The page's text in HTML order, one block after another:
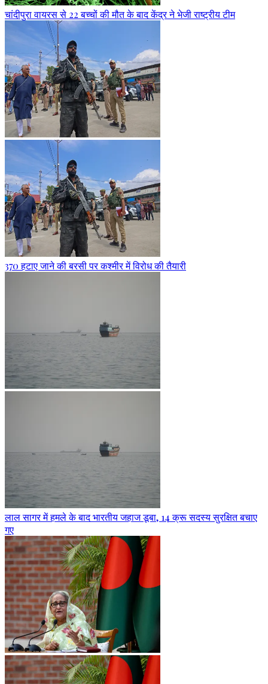
चांदीपुरा वायरस से 22 बच्चों की मौत के बाद केंद्र ने भेजी राष्ट्रीय टीम
370 हटाए जाने की बरसी पर कश्मीर में विरोध की तैयारी
लाल सागर में हमले के बाद भारतीय जहाज डूबा, 14 क्रू सदस्य सुरक्षित बचाए
गए